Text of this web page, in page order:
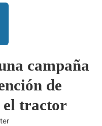
campaña
de
el tractor